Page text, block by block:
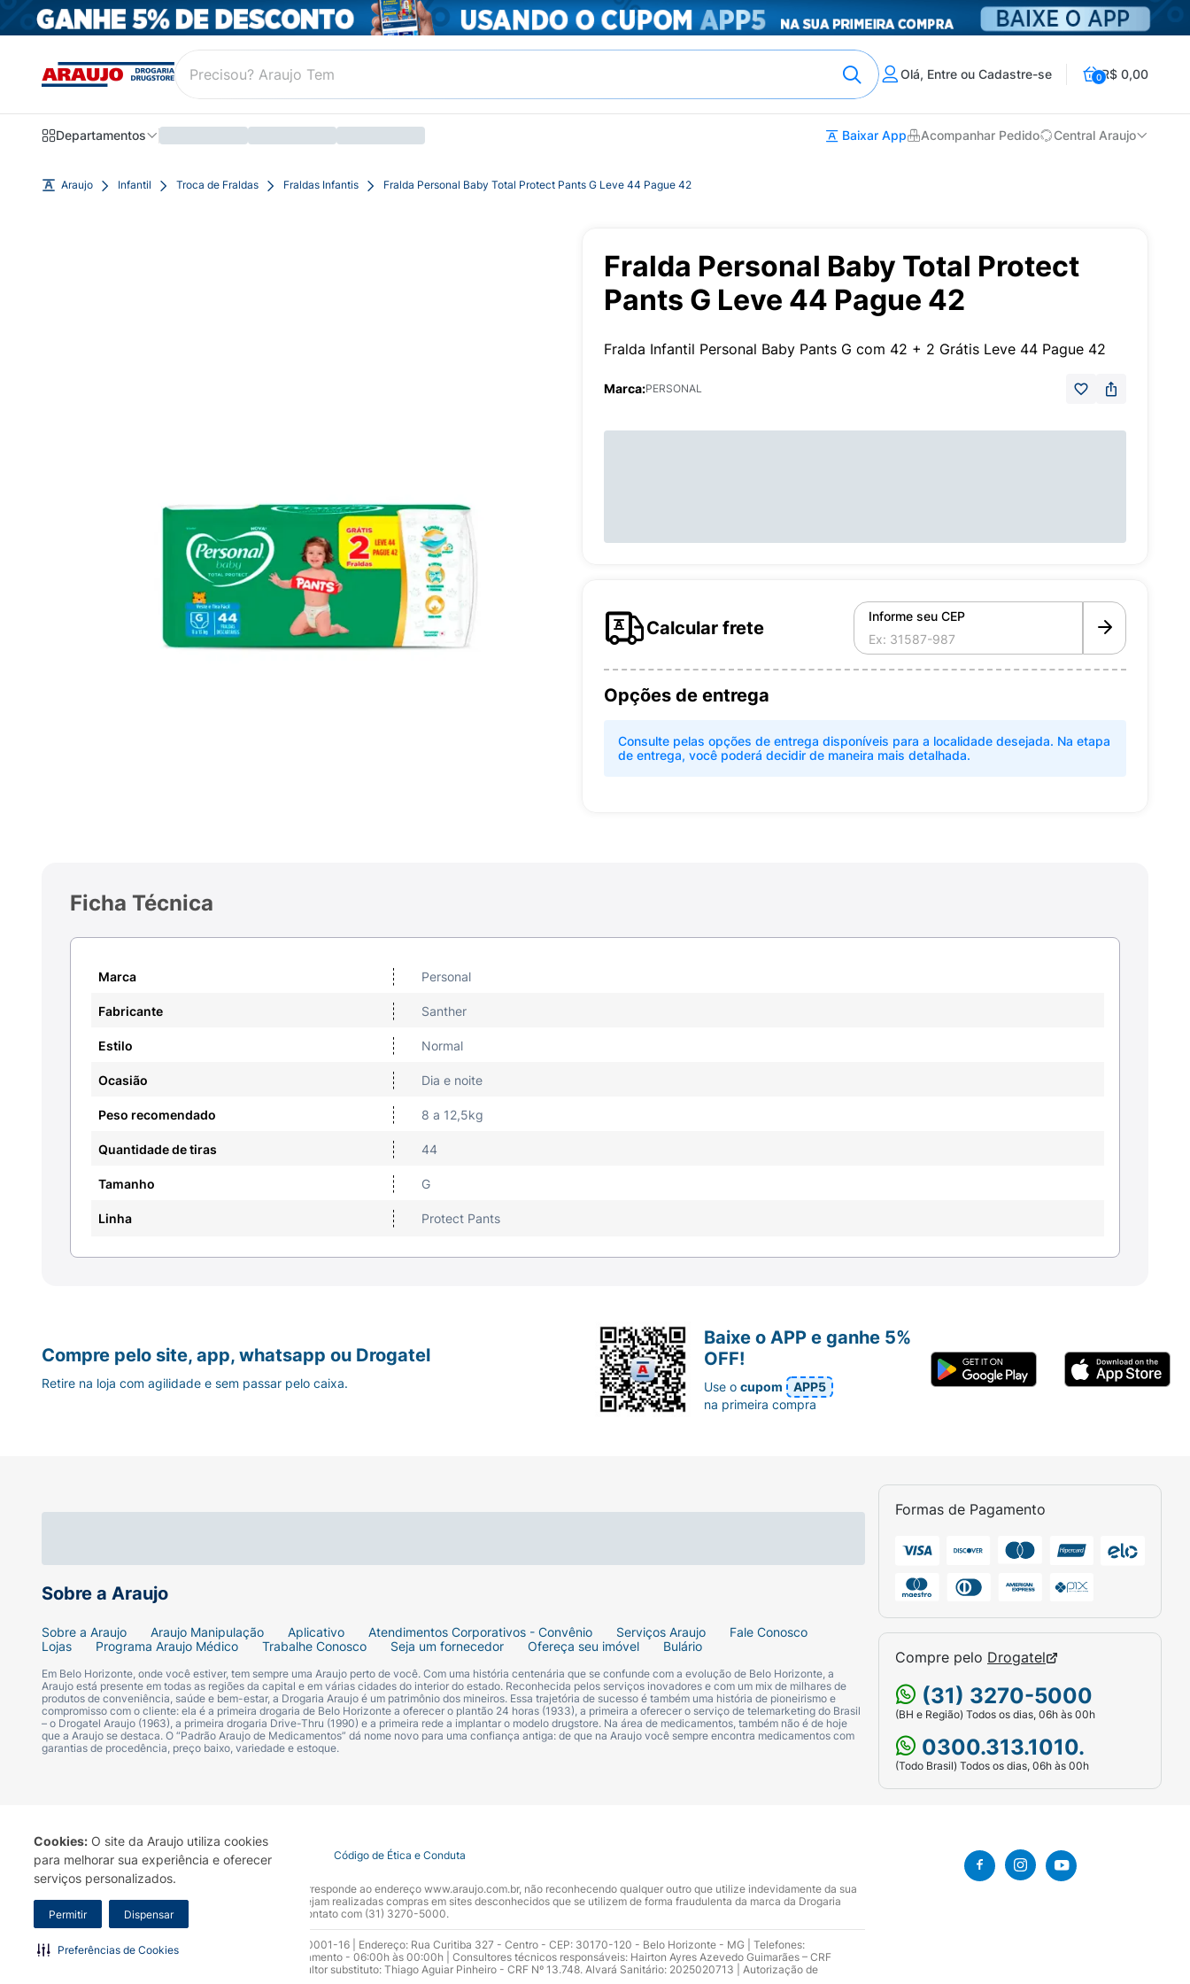
Cookies: O site da Araujo utiliza cookies
para melhorar sua experiência e oferecer
serviços personalizados.
Permitir Dispensar
Preferências de Cookies
Olá, Entre ou Cadastre-se 0R$ 0,00
Departamentos Baixar App Acompanhar Pedido Central Araujo
Araujo Infantil Troca de Fraldas Fraldas Infantis Fralda Personal Baby Total Protect Pants G Leve 44 Pague 42
Fralda Personal Baby Total Protect
Pants G Leve 44 Pague 42
Fralda Infantil Personal Baby Pants G com 42 + 2 Grátis Leve 44 Pague 42
Marca:PERSONAL
Calcular frete
Informe seu CEP
Opções de entrega
Consulte pelas opções de entrega disponíveis para a localidade desejada. Na etapa
de entrega, você poderá decidir de maneira mais detalhada.
Ficha Técnica
Marca Personal
Fabricante Santher
Estilo Normal
Ocasião Dia e noite
Peso recomendado 8 a 12,5kg
Quantidade de tiras 44
Tamanho G
Linha Protect Pants
Sobre a Araujo
Sobre a Araujo Araujo Manipulação Aplicativo Atendimentos Corporativos - Convênio Serviços Araujo
Fale Conosco
Lojas
Programa Araujo Médico Trabalhe Conosco Seja um fornecedor Ofereça seu imóvel Bulário
Em Belo Horizonte, onde você estiver, tem sempre uma Araujo perto de você. Com uma história centenária que se confunde com a evolução de Belo Horizonte, a
Araujo está presente em todas as regiões da capital e em várias cidades do interior do estado. Reconhecida pelos serviços inovadores e com um mix de milhares de
produtos de conveniência, saúde e bem-estar, a Drogaria Araujo é um patrimônio dos mineiros. Essa trajetória de sucesso é também uma história de pioneirismo e
compromisso com o cliente: ela é a primeira drogaria de Belo Horizonte a oferecer o plantão 24 horas (1933), a primeira a oferecer o serviço de telemarketing do Brasil
– o Drogatel Araujo (1963), a primeira drogaria Drive-Thru (1990) e a primeira rede a implantar o modelo drugstore. Na área de medicamentos, também não é de hoje
que a Araujo se destaca. O “Padrão Araujo de Medicamentos” dá nome novo para uma confiança antiga: de que na Araujo você sempre encontra medicamentos com
garantias de procedência, preço baixo, variedade e estoque.
Formas de Pagamento
Compre pelo Drogatel
(31) 3270-5000
(BH e Região) Todos os dias, 06h às 00h
0300.313.1010.
(Todo Brasil) Todos os dias, 06h às 00h
Compre pelo site, app, whatsapp ou Drogatel
Retire na loja com agilidade e sem passar pelo caixa.
Baixe o APP e ganhe 5%
OFF!
Use ocupom
APP5
na primeira compra
Termo de Uso Portal da Privacidade Covid-19 Código de Ética e Conduta
A Drogaria Araujo S/A informa que o seu site oficial corresponde ao endereço www.araujo.com.br, não reconhecendo qualquer outro que utilize indevidamente da sua
marca. Para sua segurança recomendamos que não sejam realizadas compras em sites desconhecidos que se utilizem de forma fraudulenta da marca da Drogaria
Araujo S.A. Em caso de dúvidas, gentileza entrar em contato com (31) 3270-5000.
Razão Social: Drogaria Araujo S.A | CNPJ: 17.256.512.0001-16 | Endereço: Rua Curitiba 327 - Centro - CEP: 30170-120 - Belo Horizonte - MG | Telefones:
0300.313.1010 e (31) 3270-5000 Horário de funcionamento - 06:00h às 00:00h | Consultores técnicos responsáveis: Hairton Ayres Azevedo Guimarães – CRF
10.965 | Yasmin Silva Alvarenga – CRF 52.584 - Consultor substituto: Thiago Aguiar Pinheiro - CRF Nº 13.748. Alvará Sanitário: 2025020713 | Autorização de